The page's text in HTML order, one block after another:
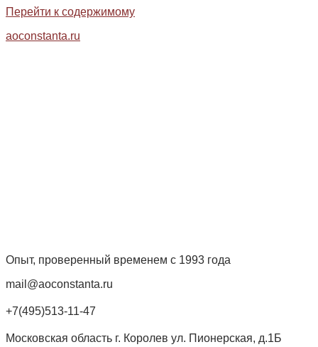
Перейти к содержимому
aoconstanta.ru
Опыт, проверенный временем с 1993 года
mail@aoconstanta.ru
+7(495)513-11-47
Московская область г. Королев ул. Пионерская, д.1Б